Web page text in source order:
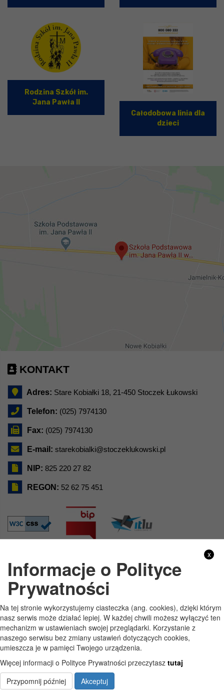
Rodzina Szkół im.
Jana Pawła II
Całodobowa linia dla
dzieci
KONTAKT
Adres: Stare Kobiałki 18, 21-450 Stoczek Łukowski
Telefon: (025) 7974130
Fax: (025) 7974130
E-mail: starekobialki@stoczeklukowski.pl
NIP: 825 220 27 82
REGON: 52 62 75 451
GODZINY PRACY
Pon 7:30 - 15:30
Wt 7:30 - 15:30
Śr 7:30 - 15:30
Pt 7:30 - 15:30
x
Informacje o Polityce
Prywatności
Na tej stronie wykorzystujemy ciasteczka (ang. cookies), dzięki którym
nasz serwis może działać lepiej. W każdej chwili możesz wyłączyć ten
mechanizm w ustawieniach swojej przeglądarki. Korzystanie z
naszego serwisu bez zmiany ustawień dotyczących cookies,
umieszcza je w pamięci Twojego urządzenia.
Więcej informacji o Polityce Prywatności przeczytasz tutaj
Przypomnij później
Akceptuj